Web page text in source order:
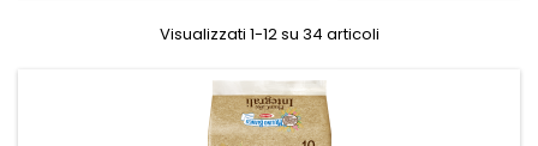
Visualizzati 1-12 su 34 articoli